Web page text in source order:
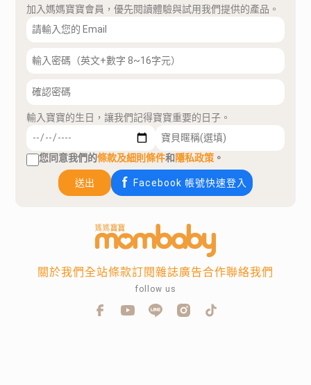
加入媽媽寶寶會員，優先閱讀體驗與試用我們提供的產品。
輸入寶寶的生日，讓我們記得寶寶重要的日子。
您同意我們的條款及細則條件和隱私政策 。
送出 Facebook 帳號快速登入
關於我們全站條款訂閱雜誌廣告合作聯絡我們
follow us